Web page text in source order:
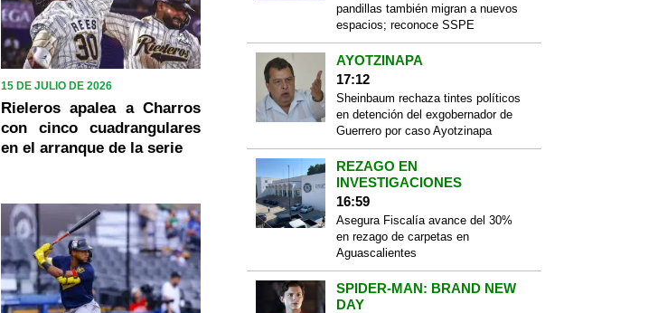
15 DE JULIO DE 2026
Rieleros apalea a Charros
con cinco cuadrangulares
en el arranque de la serie
pandillas también migran a nuevos
espacios; reconoce SSPE
AYOTZINAPA
17:12
Sheinbaum rechaza tintes políticos
en detención del exgobernador de
Guerrero por caso Ayotzinapa
REZAGO EN
INVESTIGACIONES
16:59
Asegura Fiscalía avance del 30%
en rezago de carpetas en
Aguascalientes
SPIDER-MAN: BRAND NEW
DAY